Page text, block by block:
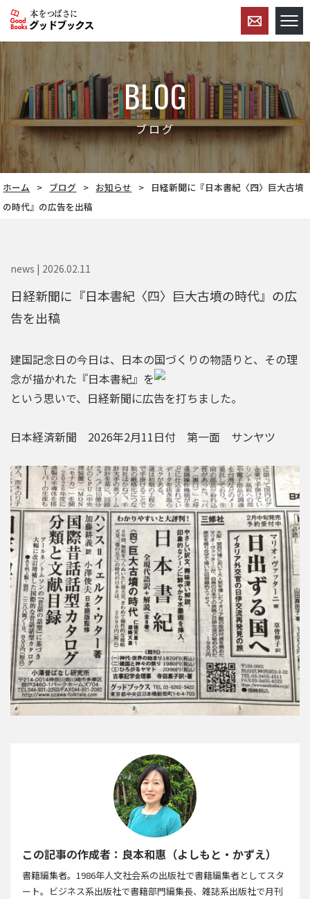
BLOG
ブログ
ホーム ブログ お知らせ
日経新聞に『日本書紀〈四〉巨大古墳
の時代』の広告を出稿
news | 2026.02.11
日経新聞に『日本書紀〈四〉巨大古墳の時代』の広
告を出稿
建国記念日の今日は、日本の国づくりの物語りと、その理
念が描かれた『日本書紀』を
という思いで、日経新聞に広告を打ちました。
日本経済新聞 2026年2月11日付 第一面 サンヤツ
この記事の作成者：良本和惠（よしもと・かずえ）
書籍編集者。1986年人文社会系の出版社で書籍編集者としてスタ
ート。ビジネス系出版社で書籍部門編集長、雑誌系出版社で月刊